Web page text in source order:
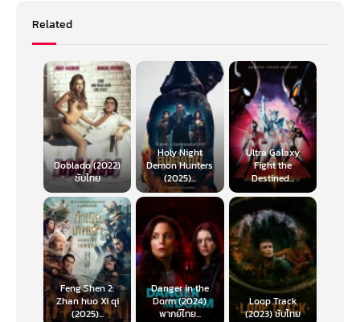
Related
Doblado (2022)
ซับไทย
Holy Night
Demon Hunters
(2025)...
Ultra Galaxy
Fight the
Destined...
Feng Shen 2:
Zhan huo Xi qi
(2025)...
Danger in the
Dorm (2024)
พากย์ไทย...
Loop Track
(2023) ซับไทย